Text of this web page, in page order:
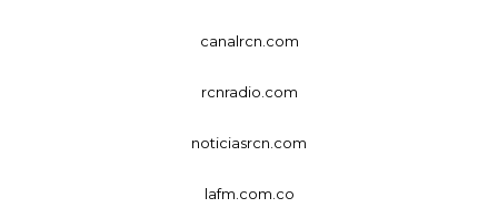
canalrcn.com
rcnradio.com
noticiasrcn.com
lafm.com.co